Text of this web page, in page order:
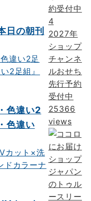
日の朝刊
色違い2
色違い
4
2027年
ショップ
チャンネ
ルおせち
先行予約
受付中
25366
views